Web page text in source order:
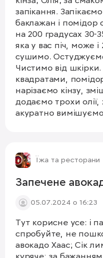
запікання.
баклажан і помідор
на 200 градусах 30-
яка у вас піч, може
сушимо.
Чистимо від
квадратами,
нарізаємо кінзу,
додаємо трохи олії,
акуратно вимішуємо,
Їжа та ресторани
Запечене
05.07.2024 о 16:23
Тут корисне усе: і
спробуйте, не
авокадо Хаас; Сік